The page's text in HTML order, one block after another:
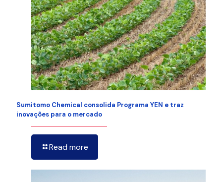
Sumitomo Chemical consolida Programa YEN e traz
inovações para o mercado
Read more